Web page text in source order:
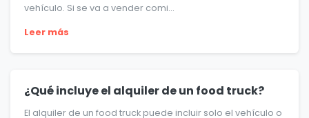
vehículo. Si se va a vender comi...
Leer más
¿Qué incluye el alquiler de un food truck?
El alquiler de un food truck puede incluir solo el vehículo o